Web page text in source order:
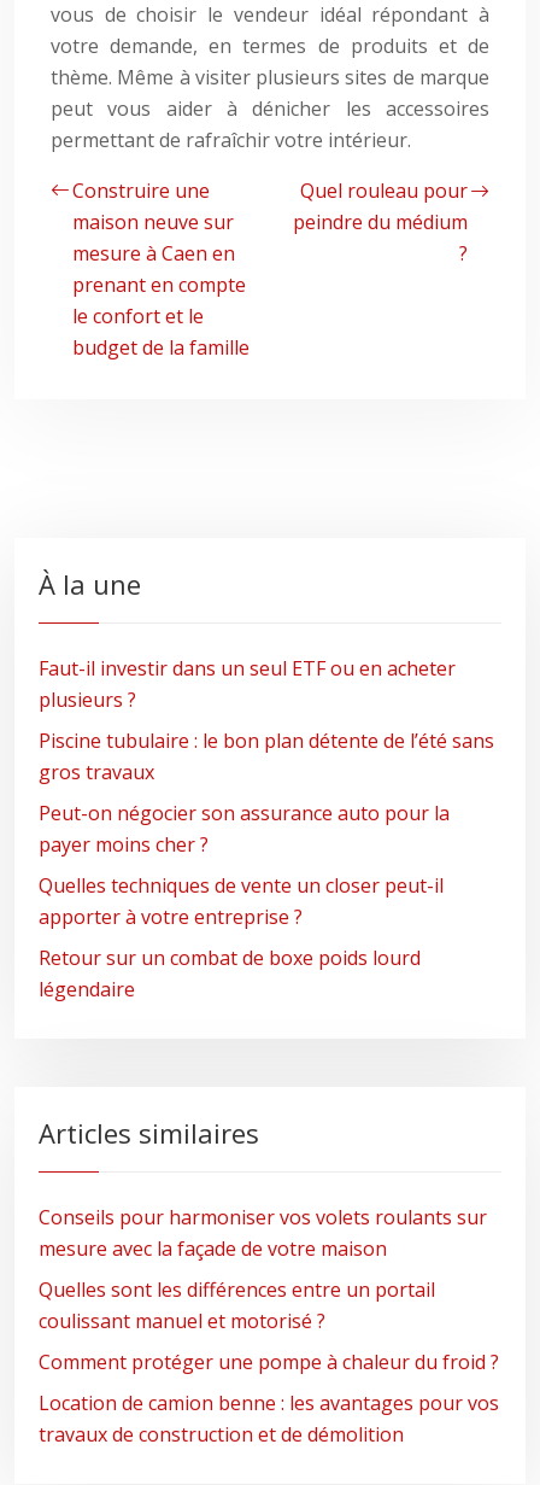
vous de choisir le vendeur idéal répondant à
votre demande, en termes de produits et de
thème. Même à visiter plusieurs sites de marque
peut vous aider à dénicher les accessoires
permettant de rafraîchir votre intérieur.
Construire une
maison neuve sur
mesure à Caen en
prenant en compte
le confort et le
budget de la famille
Quel rouleau pour
peindre du médium
?
À la une
Faut-il investir dans un seul ETF ou en acheter
plusieurs ?
Piscine tubulaire : le bon plan détente de l’été sans
gros travaux
Peut-on négocier son assurance auto pour la
payer moins cher ?
Quelles techniques de vente un closer peut-il
apporter à votre entreprise ?
Retour sur un combat de boxe poids lourd
légendaire
Articles similaires
Conseils pour harmoniser vos volets roulants sur
mesure avec la façade de votre maison
Quelles sont les différences entre un portail
coulissant manuel et motorisé ?
Comment protéger une pompe à chaleur du froid ?
Location de camion benne : les avantages pour vos
travaux de construction et de démolition